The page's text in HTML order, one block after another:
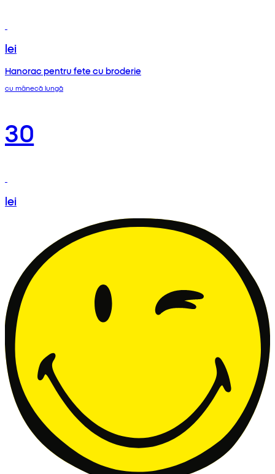
lei
Hanorac pentru fete cu broderie
cu mânecă lungă
30
lei